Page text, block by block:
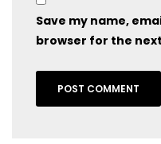
Save my name,
browser for the